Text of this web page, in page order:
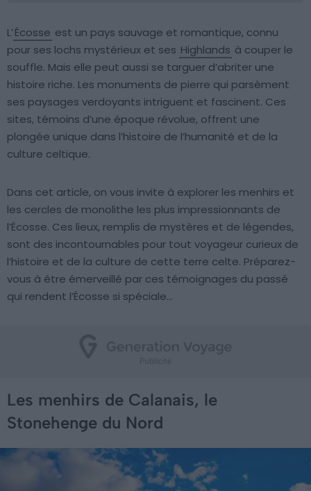
L’Écosse est un pays sauvage et romantique, connu
pour ses lochs mystérieux et ses Highlands à couper le
souffle. Mais elle peut aussi se targuer d’abriter une
histoire riche. Les monuments de pierre qui parsèment
ses paysages verdoyants intriguent et fascinent. Ces
sites, témoins d’une époque révolue, offrent une
plongée unique dans l’histoire de l’humanité et de la
culture celtique.
Dans cet article, on vous invite à explorer les menhirs et
les cercles de monolithe les plus impressionnants de
l’Écosse. Ces lieux, remplis de mystères et de légendes,
sont des incontournables pour tout voyageur curieux de
l’histoire et de la culture de cette terre celte. Préparez-
vous à être émerveillé par ces témoignages du passé
qui rendent l’Écosse si spéciale…
Les menhirs de Calanais, le
Stonehenge du Nord